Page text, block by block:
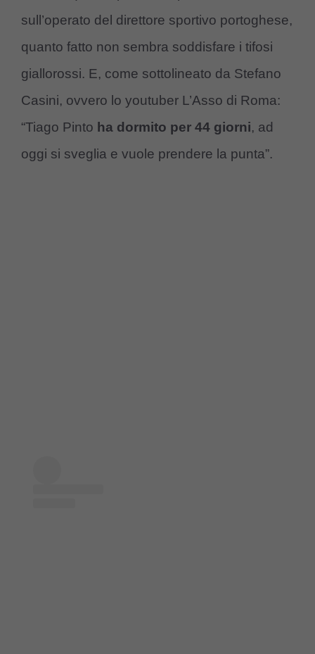
sull’operato del direttore sportivo portoghese,
quanto fatto non sembra soddisfare i tifosi
giallorossi. E, come sottolineato da Stefano
Casini, ovvero lo youtuber L’Asso di Roma:
“Tiago Pinto ha dormito per 44 giorni, ad
oggi si sveglia e vuole prendere la punta”.